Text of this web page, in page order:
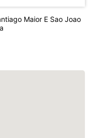
Maior E Sao Joao